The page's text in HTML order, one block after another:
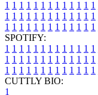
1 1 1 1 1 1 1 1 1 1 1 1 1
1 1 1 1 1 1 1 1 1 1 1 1 1
1 1 1 1 1 1 1 1 1 1 1 1 1
SPOTIFY:
1 1 1 1 1 1 1 1 1 1 1 1 1
1 1 1 1 1 1 1 1 1 1 1 1 1
1 1 1 1 1 1 1 1 1 1 1 1 1
CUTTLY BIO:
1